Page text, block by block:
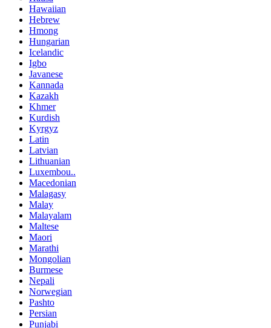
Hawaiian
Hebrew
Hmong
Hungarian
Icelandic
Igbo
Javanese
Kannada
Kazakh
Khmer
Kurdish
Kyrgyz
Latin
Latvian
Lithuanian
Luxembou..
Macedonian
Malagasy
Malay
Malayalam
Maltese
Maori
Marathi
Mongolian
Burmese
Nepali
Norwegian
Pashto
Persian
Punjabi